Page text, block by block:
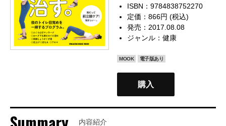
ISBN：9784838752270
定価：866円 (税込)
発売：2017.08.08
ジャンル：健康
MOOK 電子版あり
購入
内容紹介